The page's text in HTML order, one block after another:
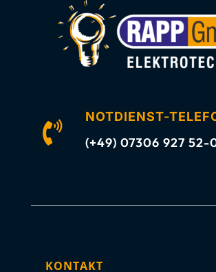

NOTDIENST-
(+49) 07306 927 52-
KONTAKT